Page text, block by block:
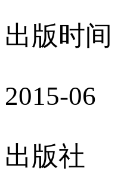
出版时间
2015-06
出版社